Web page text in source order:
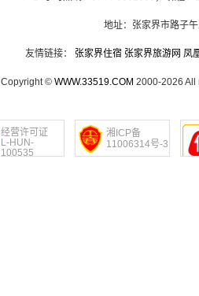
地址：张家界市路子
友情链接： 张家界住宿 张家界旅游网 凤
Copyright © WWW.33519.COM 2000-2026 All
经营许可证
L-HUN-
100535
湘ICP备
11006314号-3